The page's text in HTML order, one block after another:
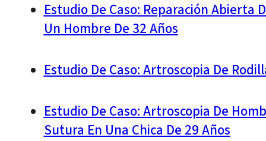
Estudio De Caso: Reparación Abierta
Un Hombre De 32 Años
Estudio De Caso: Artroscopia De
Estudio De Caso: Artroscopia De
Sutura En Una Chica De 29 Años